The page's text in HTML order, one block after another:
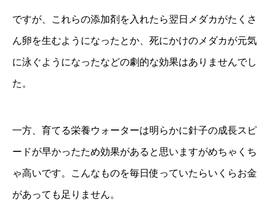
ですが、これらの添加剤を入れたら翌日メダカがたくさ
ん卵を生むようになったとか、死にかけのメダカが元気
に泳ぐようになったなどの劇的な効果はありませんでし
た。
一方、育てる栄養ウォーターは明らかに針子の成長スピ
ードが早かったため効果があると思いますがめちゃくち
ゃ高いです。こんなものを毎日使っていたらいくらお金
があっても足りません。